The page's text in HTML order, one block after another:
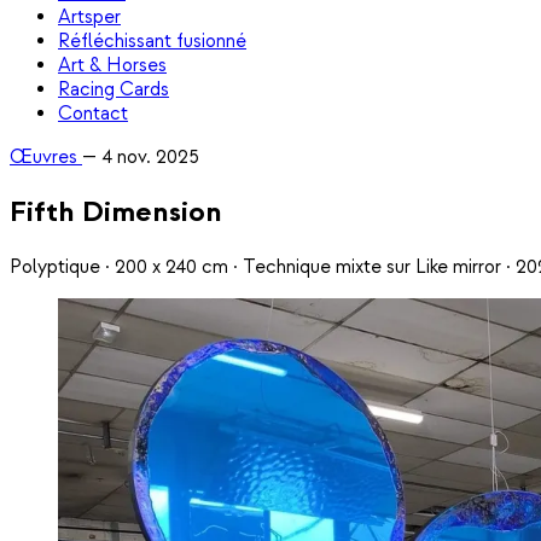
Artsper
Réfléchissant fusionné
Art & Horses
Racing Cards
Contact
Œuvres — 4 nov. 2025
Fifth Dimension
Polyptique · 200 x 240 cm · Technique mixte sur Like mirror ·